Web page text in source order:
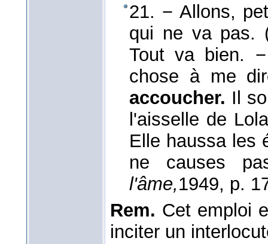
21. − Allons,
qui ne va pas.
Tout va bien.
chose à me
accoucher. Il
l'aisselle de
Elle haussa les
ne causes
l'âme,1949, p.
Rem. Cet emploi
inciter un